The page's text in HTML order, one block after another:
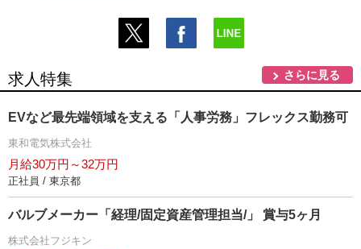
求人特集 さらに見る
EVなど最先端領域を支える「人事労務」フレックス勤務可
東和電気株式会社
月給30万円～32万円
正社員 / 東京都
バルブメーカー「経理/固定資産管理担当/」 賞与5ヶ月
株式会社フジキン